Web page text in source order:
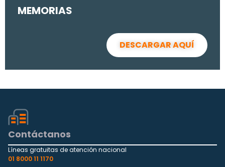
MEMORIAS
DESCARGAR AQUÍ
Contáctanos
Líneas gratuitas de atención nacional
01 8000 11 1170